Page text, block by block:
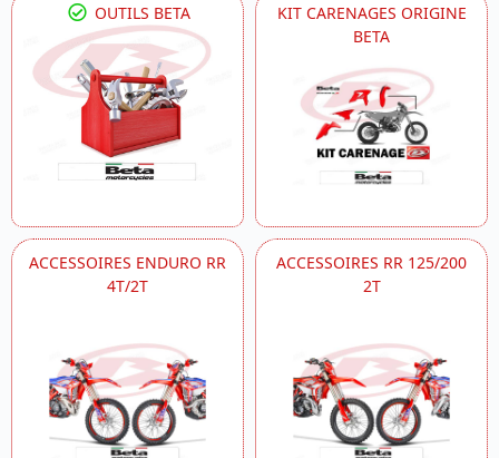
OUTILS BETA
KIT CARENAGES ORIGINE
BETA
ACCESSOIRES ENDURO RR
4T/2T
ACCESSOIRES RR 125/200
2T